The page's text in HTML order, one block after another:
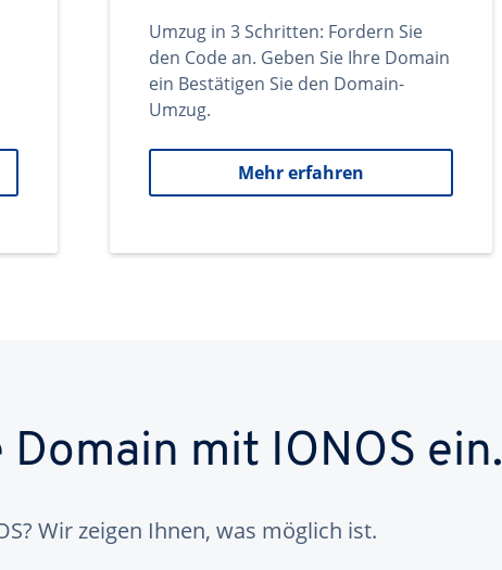
Umzug in 3 Schritten: Fordern Sie
den Code an. Geben Sie Ihre Domain
ein Bestätigen Sie den Domain-
Umzug.
Mehr erfahren
mit IONOS ein.
Wir zeigen Ihnen, was möglich ist.